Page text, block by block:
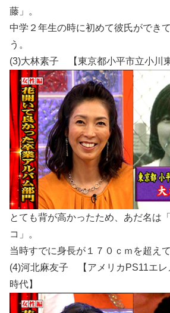
藤」。
中学２年生の時に初めて彼氏ができ
う。
(3)大林素子 【東京都小平市立小川
とても背が高かったため、あだ名は
コ」。
当時すでに身長が１７０ｃｍを超え
(4)河北麻友子 【アメリカPS11エレ
時代】